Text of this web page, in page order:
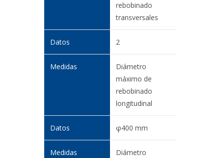
rebobinado
transversales
2
Diámetro
máximo de
rebobinado
longitudinal
φ400 mm
Diámetro